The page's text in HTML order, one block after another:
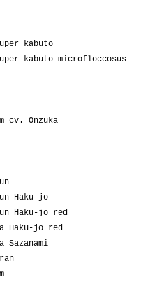
kabuto
kabuto microfloccosus
cv. Onzuka
Haku-jo
Haku-jo red
Haku-jo red
Sazanami